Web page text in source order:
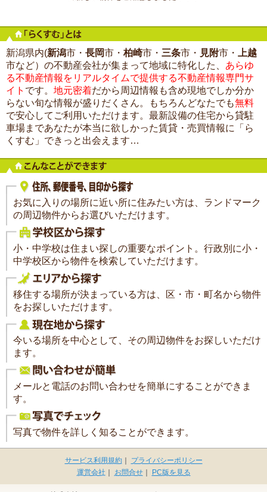
新潟県内(新潟市・ 長岡市・柏崎市・ 三条市・ 見附市・
上越
市など）の不動産会社が集まって地域に特化した、 あらゆ
る不動産情報をリアルタイムで提供する不動産情報専門サ
イト です。 地元密着だから周辺情報も含め現地でしか分か
らない旬な情報が盛りだくさん。もちろんどなたでも無料
で安心してご利用いただけます。最新設備の住宅から貸駐
車場まであなたが本当に欲しかった賃貸・売買情報に「ら
くすむ」できっと出会えます…
お気に入りの場所に近い所に住みたい方は、ランドマーク
の周辺物件からお選びいただけます。
小・中学校は住まい探しの重要なポイント。行政別に小・
中学校区から物件を検索していただけます。
移住する場所が決まっている方は、区・市・町名から物件
をお探しいただけます。
今いる場所を中心として、その周辺物件をお探しいただけ
ます。
メールと電話のお問い合わせを簡単にすることができま
す。
写真で物件を詳しく知ることができます。
サービス利用規約｜
プライバシーポリシー
運営会社 ｜ お問合せ｜ PC版を見る